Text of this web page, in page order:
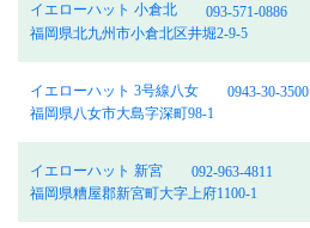
イエローハット 小倉北
093-571-0886
福岡県北九州市小倉北区井堀2-9-5
イエローハット 3号線八女
0943-30-3500
福岡県八女市大島字深町98-1
イエローハット 新宮
092-963-4811
福岡県糟屋郡新宮町大字上府1100-1